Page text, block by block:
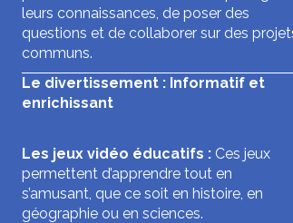
leurs connaissances, de poser des
questions et de collaborer sur des
communs.
Le divertissement : Informatif et
enrichissant
Les jeux vidéo éducatifs : Ces jeux
permettent d’apprendre tout en
s’amusant, que ce soit en histoire, en
géographie ou en sciences.